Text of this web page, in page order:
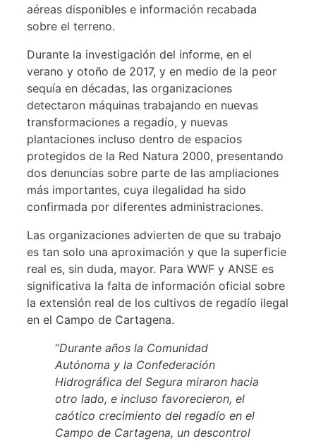
aéreas disponibles e información recabada
sobre el terreno.
Durante la investigación del informe, en el
verano y otoño de 2017, y en medio de la peor
sequía en décadas, las organizaciones
detectaron máquinas trabajando en nuevas
transformaciones a regadío, y nuevas
plantaciones incluso dentro de espacios
protegidos de la Red Natura 2000, presentando
dos denuncias sobre parte de las ampliaciones
más importantes, cuya ilegalidad ha sido
confirmada por diferentes administraciones.
Las organizaciones advierten de que su trabajo
es tan solo una aproximación y que la superficie
real es, sin duda, mayor. Para WWF y ANSE es
significativa la falta de información oficial sobre
la extensión real de los cultivos de regadío ilegal
en el Campo de Cartagena.
“Durante años la Comunidad
Autónoma y la Confederación
Hidrográfica del Segura miraron hacia
otro lado, e incluso favorecieron, el
caótico crecimiento del regadío en el
Campo de Cartagena, un descontrol